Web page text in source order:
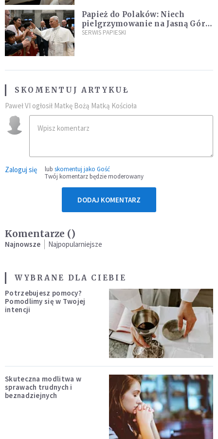
Papież do Polaków: Niech
pielgrzymowanie na Jasną Górę
umocni wiarę i nadzieję
SERWIS PAPIESKI
SKOMENTUJ ARTYKUŁ
Paweł VI ogłosił Matkę Bożą Matką Kościoła
Zaloguj się lub skomentuj jako Gość
Twój komentarz będzie moderowany
DODAJ KOMENTARZ
Komentarze ()
Najnowsze Najpopularniejsze
WYBRANE DLA CIEBIE
Potrzebujesz pomocy?
Pomodlimy się w Twojej
intencji
Skuteczna modlitwa w
sprawach trudnych i
beznadziejnych